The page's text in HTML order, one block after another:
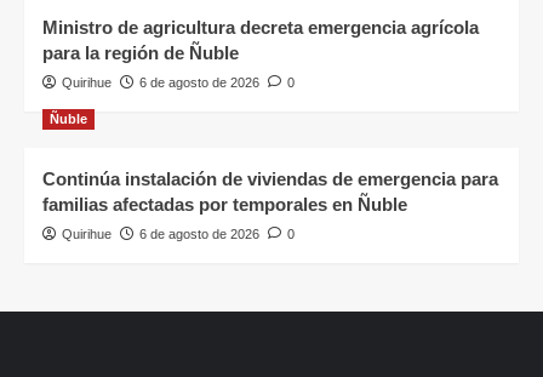
Ministro de agricultura decreta emergencia agrícola
para la región de Ñuble
Quirihue 6 de agosto de 2026 0
Ñuble
Continúa instalación de viviendas de emergencia para
familias afectadas por temporales en Ñuble
Quirihue 6 de agosto de 2026 0